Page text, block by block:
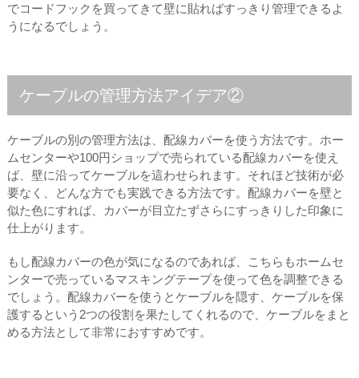
でコードフックを買ってきて壁に貼ればすっきり管理できるよ
うになるでしょう。
ケーブルの管理方法アイデア②
ケーブルの別の管理方法は、配線カバーを使う方法です。ホー
ムセンターや100円ショップで売られている配線カバーを使え
ば、壁に沿ってケーブルを這わせられます。それほど技術が必
要なく、どんな方でも実践できる方法です。配線カバーを壁と
似た色にすれば、カバーが目立たずさらにすっきりした印象に
仕上がります。
もし配線カバーの色が気になるのであれば、こちらもホームセ
ンターで売っているマスキングテープを使って色を調整できる
でしょう。配線カバーを使うとケーブルを隠す、ケーブルを保
護するという2つの役割を果たしてくれるので、ケーブルをまと
める方法として非常におすすめです。